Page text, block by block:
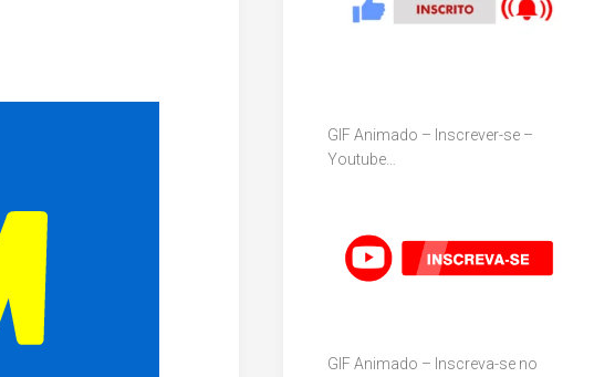
GIF Animado – Inscrever-se –
Youtube…
GIF Animado – Inscreva-se no